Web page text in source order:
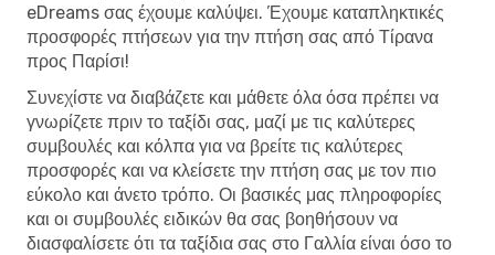
eDreams σας έχουμε καλύψει. Έχουμε καταπληκτικές
προσφορές πτήσεων για την πτήση σας από Τίρανα
προς Παρίσι!
Συνεχίστε να διαβάζετε και μάθετε όλα όσα πρέπει να
γνωρίζετε πριν το ταξίδι σας, μαζί με τις καλύτερες
συμβουλές και κόλπα για να βρείτε τις καλύτερες
προσφορές και να κλείσετε την πτήση σας με τον πιο
εύκολο και άνετο τρόπο. Οι βασικές μας πληροφορίες
και οι συμβουλές ειδικών θα σας βοηθήσουν να
διασφαλίσετε ότι τα ταξίδια σας στο Γαλλία είναι όσο το